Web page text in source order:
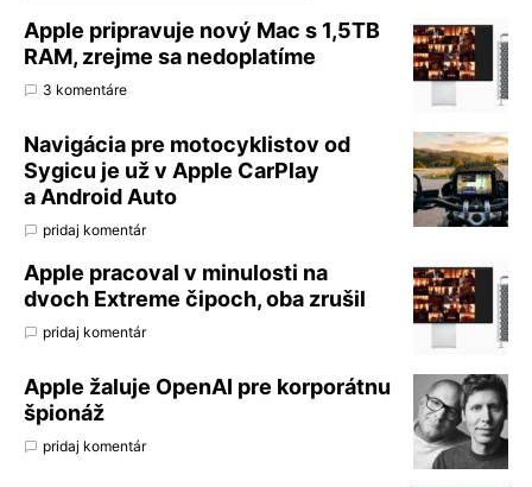
Apple pripravuje nový Mac s 1,5TB
RAM, zrejme sa nedoplatíme
3 komentáre
Navigácia pre motocyklistov od
Sygicu je už v Apple CarPlay
a Android Auto
pridaj komentár
Apple pracoval v minulosti na
dvoch Extreme čipoch, oba zrušil
pridaj komentár
Apple žaluje OpenAI pre korporátnu
špionáž
pridaj komentár